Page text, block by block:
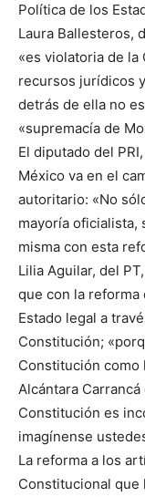
Política de los
Laura Ballesteros,
«es violatoria de
recursos jurídicos
detrás de ella no
«supremacía de
El diputado del
México va en el
autoritario: «No
mayoría oficialista,
misma con esta
Lilia Aguilar, del
que con la reforma
Estado legal a
Constitución;
Constitución como
Alcántara
Constitución es
imagínense
La reforma a los
Constitucional que